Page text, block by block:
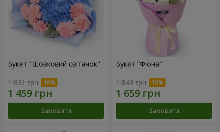
Букет "Шовковий світанок"
1 621 грн
Замовити
Букет "Фіона"
1 843 грн
Замовити